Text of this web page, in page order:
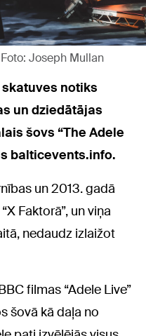
Joseph Mullan
skatuves notiks
un dziedātājas
šovs “The Adele
balticevents.info.
un 2013. gadā
Faktorā”, un viņa
nedaudz izlaižot
filmas “Adele Live”
šovā kā daļa no